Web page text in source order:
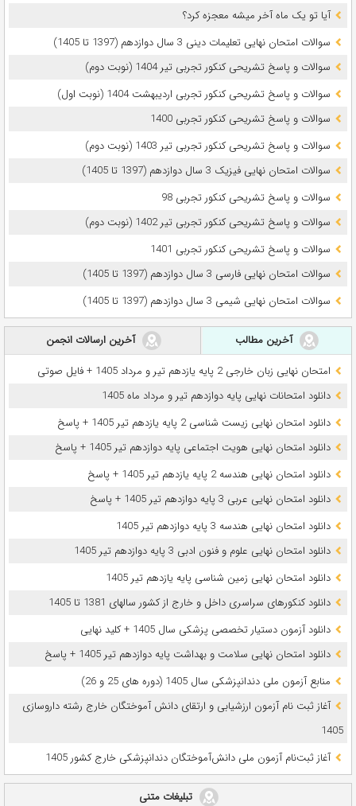
آیا تو یک ماه آخر میشه معجزه کرد؟
سوالات امتحان نهایی تعلیمات دینی 3 سال دوازدهم (1397 تا 1405)
سوالات و پاسخ تشریحی کنکور تجربی تیر 1404 (نوبت دوم)
سوالات و پاسخ تشریحی کنکور تجربی اردیبهشت 1404 (نوبت اول)
سوالات و پاسخ تشریحی کنکور تجربی 1400
سوالات و پاسخ تشریحی کنکور تجربی تیر 1403 (نوبت دوم)
سوالات امتحان نهایی فیزیک 3 سال دوازدهم (1397 تا 1405)
سوالات و پاسخ تشریحی کنکور تجربی 98
سوالات و پاسخ تشریحی کنکور تجربی تیر 1402 (نوبت دوم)
سوالات و پاسخ تشریحی کنکور تجربی 1401
سوالات امتحان نهایی فارسی 3 سال دوازدهم (1397 تا 1405)
سوالات امتحان نهایی شیمی 3 سال دوازدهم (1397 تا 1405)
آخرین مطالب
آخرین ارسالات انجمن
امتحان نهایی زبان خارجی 2 پایه یازدهم تیر و مرداد 1405 + فایل صوتی
دانلود امتحانات نهایی پایه دوازدهم تیر و مرداد ماه 1405
دانلود امتحان نهایی زیست شناسی 2 پایه یازدهم تیر 1405 + پاسخ
دانلود امتحان نهایی هویت اجتماعی پایه دوازدهم تیر 1405 + پاسخ
دانلود امتحان نهایی هندسه 2 پایه یازدهم تیر 1405 + پاسخ
دانلود امتحان نهایی عربی 3 پایه دوازدهم تیر 1405 + پاسخ
دانلود امتحان نهایی هندسه 3 پایه دوازدهم تیر 1405
دانلود امتحان نهایی علوم و فنون ادبی 3 پایه دوازدهم تیر 1405
دانلود امتحان نهایی زمین شناسی پایه یازدهم تیر 1405
دانلود کنکورهای سراسری داخل و خارج از کشور سالهای 1381 تا 1405
دانلود آزمون دستیار تخصصی پزشکی سال 1405 + کلید نهایی
دانلود امتحان نهایی سلامت و بهداشت پایه دوازدهم تیر 1405 + پاسخ
ﻣﻨﺎﺑﻊ آزﻣﻮن ﻣﻠﯽ دندانپزشکی سال 1405 (دوره های 25 و 26)
آغاز ثبت نام آزمون‌ ارزشیابی و ارتقای دانش آموختگان خارج رشته داروسازی
1405
آغاز ثبت‌نام آزمون ملی دانش‌آموختگان دندانپزشکی خارج کشور 1405
تبلیغات متنی